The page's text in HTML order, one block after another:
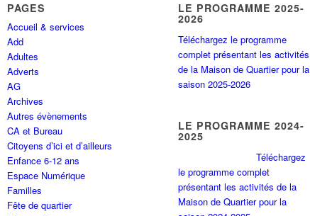
PAGES
Accueil & services
Add
Adultes
Adverts
AG
Archives
Autres évènements
CA et Bureau
Citoyens d’ici et d’ailleurs
Enfance 6-12 ans
Espace Numérique
Familles
Fête de quartier
LE PROGRAMME 2025-
2026
Téléchargez le programme
complet présentant les activités
de la Maison de Quartier pour la
saison 2025-2026
LE PROGRAMME 2024-
2025
Téléchargez
le programme complet
présentant les activités de la
Maison de Quartier pour la